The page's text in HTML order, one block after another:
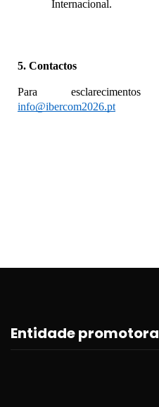
Internacional.
5. Contactos
info@ibercom2026.pt
Entidade promotora